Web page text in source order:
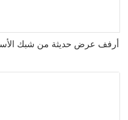
أرفف عرض حديثة من شبك